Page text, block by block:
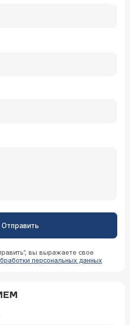
Отправить
вы выражаете свое
персональных данных